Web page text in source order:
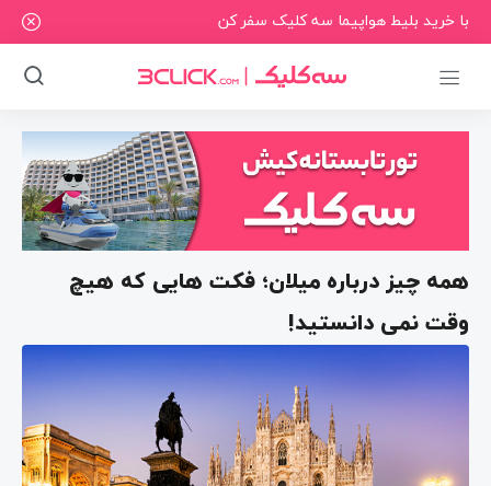
با خرید بلیط هواپیما سه کلیک سفر کن
همه چیز درباره میلان؛ فکت هایی که هیچ
وقت نمی دانستید!